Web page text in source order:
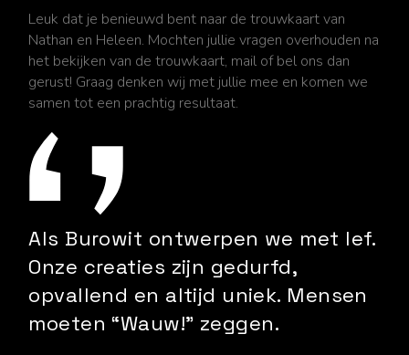
Leuk dat je benieuwd bent naar de trouwkaart van
Nathan en Heleen. Mochten jullie vragen overhouden na
het bekijken van de trouwkaart, mail of bel ons dan
gerust! Graag denken wij met jullie mee en komen we
samen tot een prachtig resultaat.
Als Burowit ontwerpen we met lef.
Onze creaties zijn gedurfd,
opvallend en altijd uniek. Mensen
moeten “Wauw!” zeggen.